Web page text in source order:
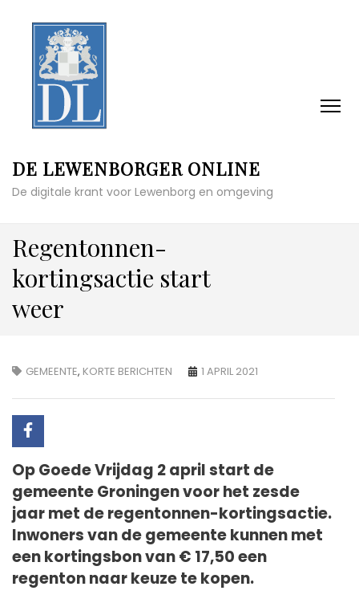
DE LEWENBORGER ONLINE
De digitale krant voor Lewenborg en omgeving
Regentonnen-
kortingsactie start
weer
GEMEENTE, KORTE BERICHTEN 1 APRIL 2021
Op Goede Vrijdag 2 april start de
gemeente Groningen voor het zesde
jaar met de regentonnen-kortingsactie.
Inwoners van de gemeente kunnen met
een kortingsbon van € 17,50 een
regenton naar keuze te kopen.